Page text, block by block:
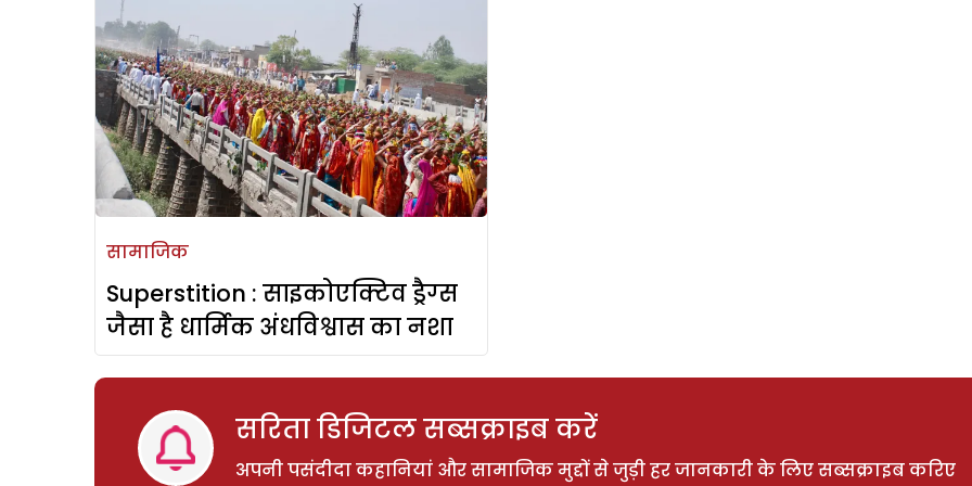
सामाजिक
Superstition : साइकोएक्टिव ड्रैग्‍स
जैसा है धार्मिक अंधविश्वास का नशा
सरिता डिजिटल सब्सक्राइब करें
अपनी पसंदीदा कहानियां और सामाजिक मुद्दों से जुड़ी हर जानकारी के लिए सब्सक्राइब करिए